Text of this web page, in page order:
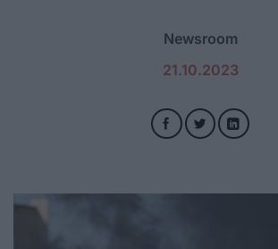
Newsroom
21.10.2023